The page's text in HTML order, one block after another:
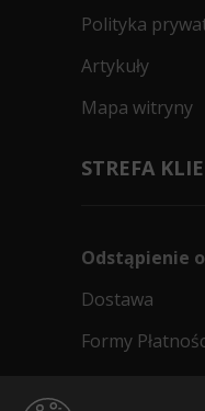
Polityka
Artykuły
Mapa witryny
STREFA
Odstąpienie
Dostawa
Formy